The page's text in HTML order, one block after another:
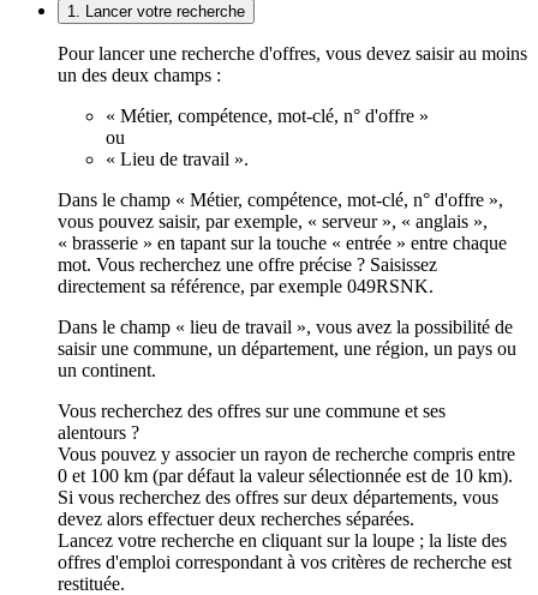
1. Lancer votre recherche
Pour lancer une recherche d'offres, vous devez saisir au moins
un des deux champs :
« Métier, compétence, mot-clé, n° d'offre »
ou
« Lieu de travail ».
Dans le champ « Métier, compétence, mot-clé, n° d'offre »,
vous pouvez saisir, par exemple, « serveur », « anglais »,
« brasserie » en tapant sur la touche « entrée » entre chaque
mot. Vous recherchez une offre précise ? Saisissez
directement sa référence, par exemple 049RSNK.
Dans le champ « lieu de travail », vous avez la possibilité de
saisir une commune, un département, une région, un pays ou
un continent.
Vous recherchez des offres sur une commune et ses
alentours ?
Vous pouvez y associer un rayon de recherche compris entre
0 et 100 km (par défaut la valeur sélectionnée est de 10 km).
Si vous recherchez des offres sur deux départements, vous
devez alors effectuer deux recherches séparées.
Lancez votre recherche en cliquant sur la loupe ; la liste des
offres d'emploi correspondant à vos critères de recherche est
restituée.